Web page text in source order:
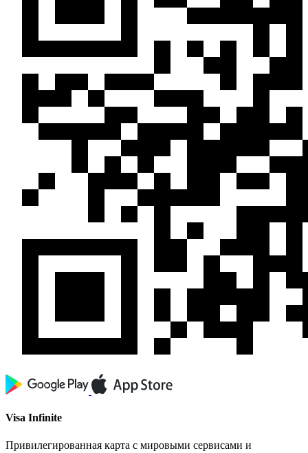
Visa Infinite
Привилегированная карта с мировыми сервисами и